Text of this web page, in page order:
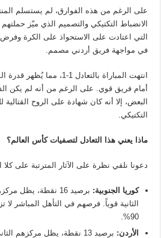
على الرغم من هذه الفوارق، لم يستسلم
الانضباط التكتيكي والتصميم الذي ميّز
التي اعتادت على الاستحواذ على الكرة
في مواجهة فريق أردني مصمم.
انتهت المباراة بالتعادل 1-
أمام فريق قوي. على الرغم من أنه لم يكن
البعض، إلا أنه كان شهادة على الروح القتالية
التكتيكي.
ماذا يعني هذا التعادل لتصفيات كأس العالم؟
دعونا نلقي نظرة على الآثار المترتبة على كلا
كوريا الجنوبية:
برصيد 16 نقطة،
90%.
الأردن:
برصيد 13 نقطة، يظل مركزهم